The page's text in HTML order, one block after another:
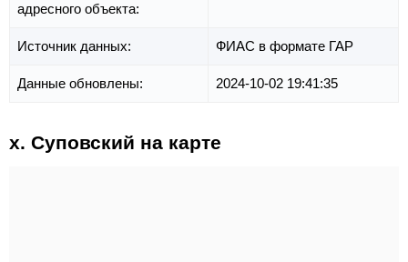
адресного объекта:
Источник данных: ФИАС в формате ГАР
Данные обновлены: 2024-10-02 19:41:35
х. Суповский на карте